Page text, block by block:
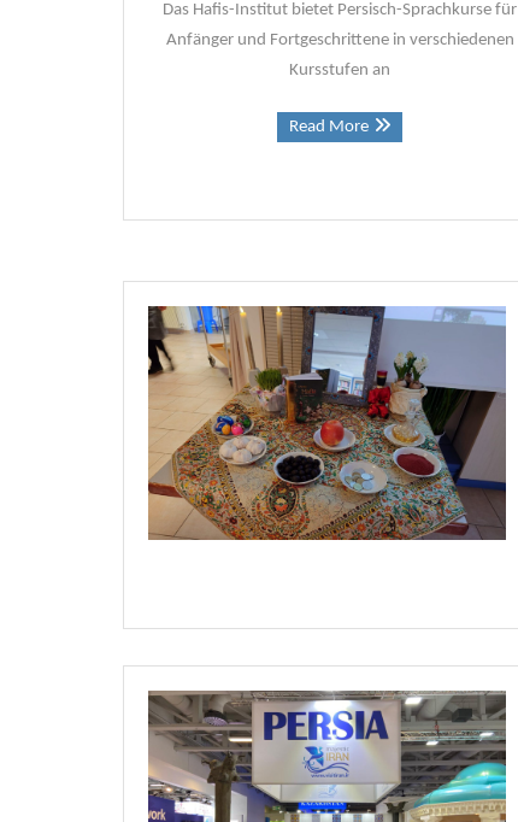
Das Hafis-Institut bietet Persisch-Sprachkurse für
Anfänger und Fortgeschrittene in verschiedenen
Kursstufen an
Read More